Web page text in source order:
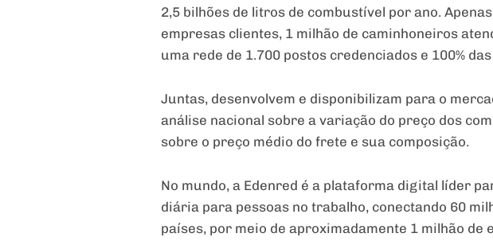
2,5 bilhões de litros de combustível por ano.
empresas clientes, 1 milhão de caminhoneiros
uma rede de 1.700 postos credenciados e 100%
Juntas, desenvolvem e disponibilizam para o
análise nacional sobre a variação do preço dos
sobre o preço médio do frete e sua composição.
No mundo, a Edenred é a plataforma digital líder
diária para pessoas no trabalho, conectando 60
países, por meio de aproximadamente 1 milhão de